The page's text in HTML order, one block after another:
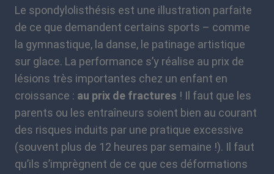
Le spondylolisthésis est une illustration parfaite
de ce que demandent certains sports – comme
la gymnastique, la danse, le patinage artistique
sur glace. La performance s’y réalise au prix de
lésions très importantes chez un enfant en
croissance : au prix de fractures ! Il faut que les
parents ou les entraîneurs soient bien au courant
des risques induits par une pratique excessive
(souvent plus de 12 heures par semaine !). Il faut
qu’ils s’imprègnent de ce que ces déformations